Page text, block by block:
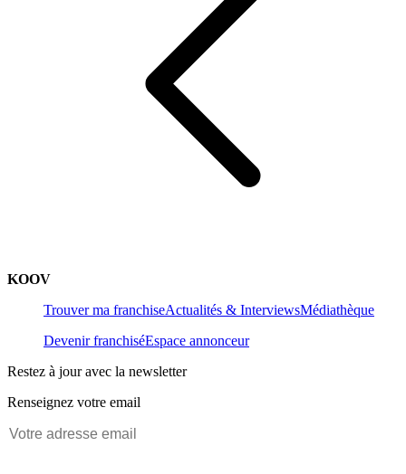
KOOV
Trouver ma franchiseActualités & InterviewsMédiathèque
Devenir franchiséEspace annonceur
Restez à jour avec la newsletter
Renseignez votre email